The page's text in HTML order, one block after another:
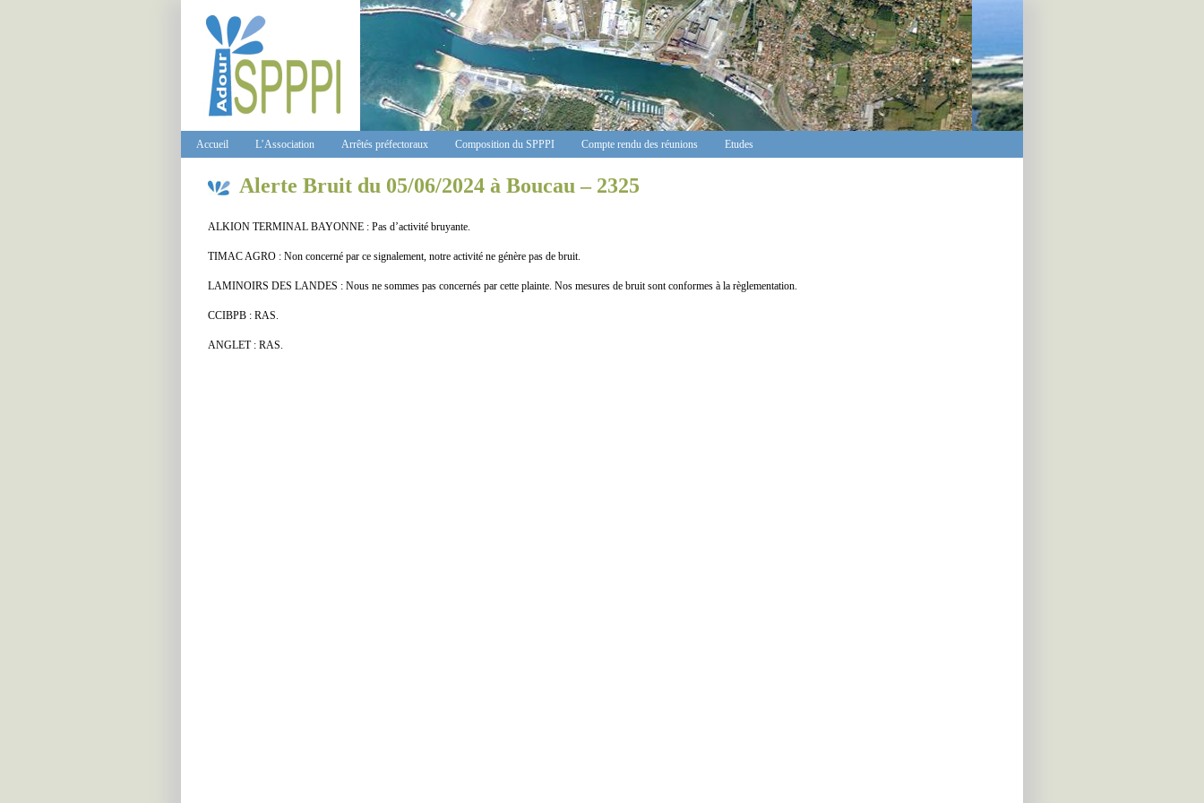
Accueil L’Association Arrêtés préfectoraux Composition du SPPPI Compte rendu des réunions Etudes
Alerte Bruit du 05/06/2024 à Boucau – 2325
ALKION TERMINAL BAYONNE : Pas d’activité bruyante.
TIMAC AGRO : Non concerné par ce signalement, notre activité ne génère pas de bruit.
LAMINOIRS DES LANDES : Nous ne sommes pas concernés par cette plainte. Nos mesures de bruit sont conformes à la règlementation.
CCIBPB : RAS.
ANGLET : RAS.